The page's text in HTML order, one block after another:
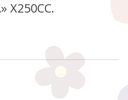
X250CC.